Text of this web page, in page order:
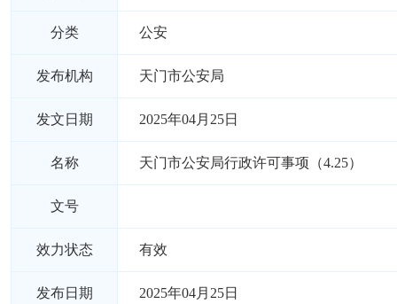
分类 公安
发布机构 天门市公安局
发文日期 2025年04月25日
名称 天门市公安局行政许可事项（4.25）
文号
效力状态 有效
发布日期 2025年04月25日